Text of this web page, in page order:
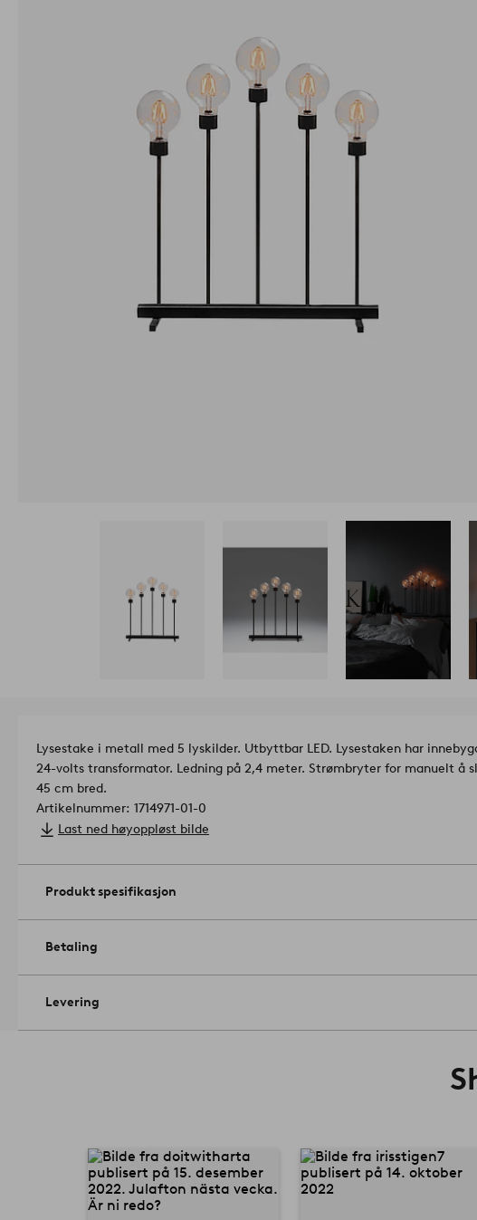
Lysestake i metall med 5 lyskilder. Utbyttbar LED. Lysestaken har
24-volts transformator. Ledning på 2,4 meter. Strømbryter for manuelt å
45 cm bred.
Artikelnummer: 1714971-01-0
Last ned høyoppløst bilde
Produkt spesifikasjon
Betaling
Levering